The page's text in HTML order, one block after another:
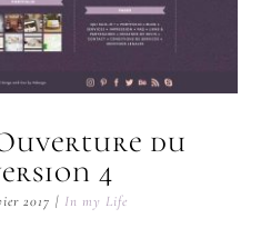
du
4
2017 | In my Life